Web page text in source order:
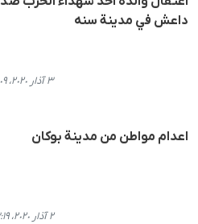
داعش في مدينة سنه
٣ آذار ٢٠٢٠، ١٥:٠٩
اعدام مواطن من مدينة بوكان
٢ آذار ٢٠٢٠، ٢٣:١٩